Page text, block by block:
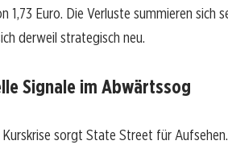
1,73 Euro. Die Verluste summieren
derweil strategisch neu.
Signale im Abwärtssog
sorgt State Street für